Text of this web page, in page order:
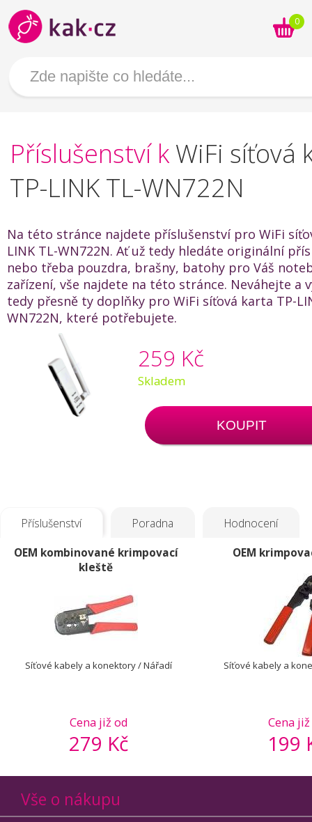
0
Příslušenství k WiFi síťová
TP-LINK TL-WN722N
Na této stránce najdete příslušenství pro WiFi
LINK TL-WN722N. Ať už tedy hledáte originální
nebo třeba pouzdra, brašny, batohy pro Váš
zařízení, vše najdete na této stránce. Neváhejte a
tedy přesně ty doplňky pro WiFi síťová karta TP-
WN722N, které potřebujete.
259 Kč
Skladem
KOUPIT
Příslušenství Poradna Hodnocení
OEM kombinované krimpovací
kleště
Cena již od
279 Kč
Síťové kabely a konektory / Nářadí
OEM
Cena
199
Síťové kabely a
Vše o nákupu